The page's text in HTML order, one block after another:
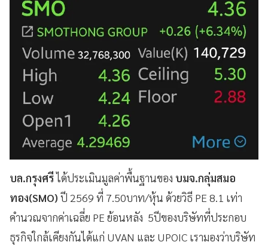
บล.กรุงศรีได้ประเมินมูลค่าพื้นฐานของ บมจ.กลุ่มสมอ
ทอง(SMO) ปี 2569 ที่ 7.50บาท/หุ้น ด้วยวิธี PE 8.1 เท่า
คำนวณจากค่าเฉลี่ย PE ย้อนหลัง 5ปีของบริษัทที่ประกอบ
ธุรกิจใกล้เคียงกันได้แก่ UVAN และ UPOIC เรามองว่าบริษัท